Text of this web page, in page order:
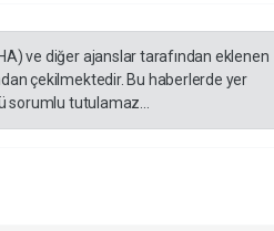
ve diğer ajanslar tarafından eklenen
çekilmektedir. Bu haberlerde yer
tutulamaz...